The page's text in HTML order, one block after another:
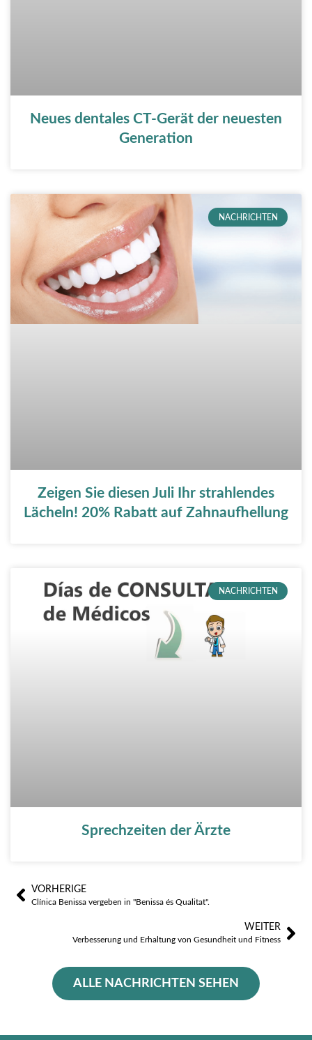
Neues dentales CT-Gerät der neuesten
Generation
NACHRICHTEN
Zeigen Sie diesen Juli Ihr strahlendes
Lächeln! 20% Rabatt auf Zahnaufhellung
NACHRICHTEN
Sprechzeiten der Ärzte
Zurück
VORHERIGE
Clínica Benissa vergeben in "Benissa és Qualitat".
WEITER
Verbesserung und Erhaltung von Gesundheit und Fitness
ALLE NACHRICHTEN SEHEN